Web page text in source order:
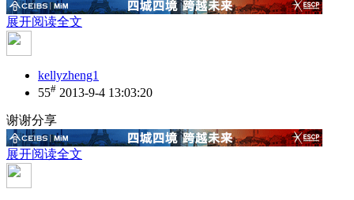
展开阅读全文
kellyzheng1
55# 2013-9-4 13:03:20
谢谢分享
展开阅读全文